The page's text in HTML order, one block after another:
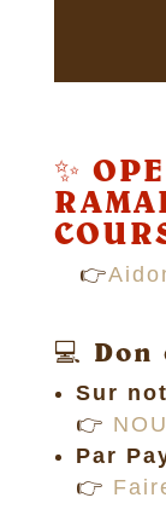
✨
👉
💻
Sur
👉
Par
👉